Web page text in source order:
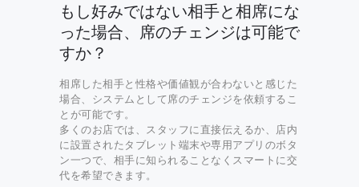
もし好みではない相手と相席にな
った場合、席のチェンジは可能で
すか？
相席した相手と性格や価値観が合わないと感じた
場合、システムとして席のチェンジを依頼するこ
とが可能です。
多くのお店では、スタッフに直接伝えるか、店内
に設置されたタブレット端末や専用アプリのボタ
ン一つで、相手に知られることなくスマートに交
代を希望できます。